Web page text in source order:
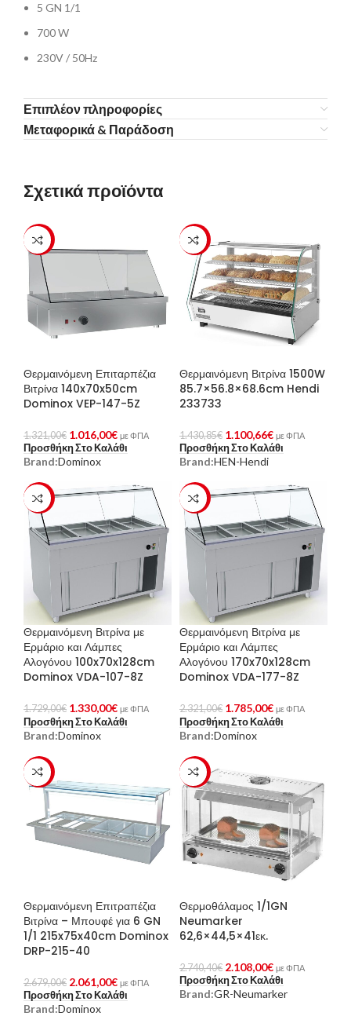
5 GN 1/1
700 W
230V / 50Hz
Επιπλέον πληροφορίες
Μεταφορικά & Παράδοση
Σχετικά προϊόντα
-23%
Θερμαινόμενη Επιταρπέζια
Βιτρίνα 140x70x50cm
Dominox VEP-147-5Z
1.321,00€ 1.016,00€ με ΦΠΑ
Προσθήκη Στο Καλάθι
Brand:Dominox
-23%
Θερμαινόμενη Βιτρίνα 1500W
85.7×56.8×68.6cm Hendi
233733
1.430,85€ 1.100,66€ με ΦΠΑ
Προσθήκη Στο Καλάθι
Brand:HEN-Hendi
-23%
Θερμαινόμενη Βιτρίνα με
Ερμάριο και Λάμπες
Αλογόνου 100x70x128cm
Dominox VDA-107-8Z
1.729,00€ 1.330,00€ με ΦΠΑ
Προσθήκη Στο Καλάθι
Brand:Dominox
-23%
Θερμαινόμενη Βιτρίνα με
Ερμάριο και Λάμπες
Αλογόνου 170x70x128cm
Dominox VDA-177-8Z
2.321,00€ 1.785,00€ με ΦΠΑ
Προσθήκη Στο Καλάθι
Brand:Dominox
-23%
Θερμαινόμενη Επιτραπέζια
Βιτρίνα – Μπουφέ για 6 GN
1/1 215x75x40cm Dominox
DRP-215-40
2.679,00€ 2.061,00€ με ΦΠΑ
Προσθήκη Στο Καλάθι
Brand:Dominox
-23%
Θερμοθάλαμος 1/1GN
Neumarker
62,6×44,5×41εκ.
2.740,40€ 2.108,00€ με ΦΠΑ
Προσθήκη Στο Καλάθι
Brand:GR-Neumarker